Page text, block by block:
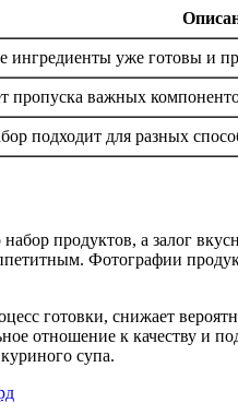
ингредиенты уже готовы и
пропуска важных
подходит для разных
продуктов, а залог
Фотографии
готовки, снижает
отношение к качеству и
супа.